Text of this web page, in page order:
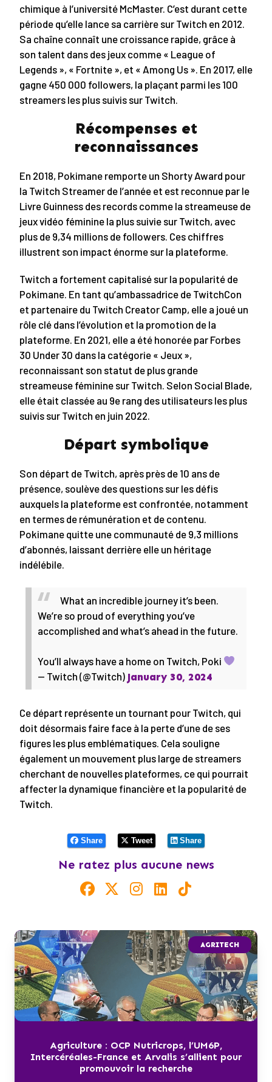
chimique à l’université McMaster. C’est durant cette
période qu’elle lance sa carrière sur Twitch en 2012.
Sa chaîne connaît une croissance rapide, grâce à
son talent dans des jeux comme « League of
Legends », « Fortnite », et « Among Us ». En 2017, elle
gagne 450 000 followers, la plaçant parmi les 100
streamers les plus suivis sur Twitch.
Récompenses et
reconnaissances
En 2018, Pokimane remporte un Shorty Award pour
la Twitch Streamer de l’année et est reconnue par le
Livre Guinness des records comme la streameuse de
jeux vidéo féminine la plus suivie sur Twitch, avec
plus de 9,34 millions de followers. Ces chiffres
illustrent son impact énorme sur la plateforme.
Twitch a fortement capitalisé sur la popularité de
Pokimane. En tant qu’ambassadrice de TwitchCon
et partenaire du Twitch Creator Camp, elle a joué un
rôle clé dans l’évolution et la promotion de la
plateforme. En 2021, elle a été honorée par Forbes
30 Under 30 dans la catégorie « Jeux »,
reconnaissant son statut de plus grande
streameuse féminine sur Twitch. Selon Social Blade,
elle était classée au 9e rang des utilisateurs les plus
suivis sur Twitch en juin 2022.
Départ symbolique
Son départ de Twitch, après près de 10 ans de
présence, soulève des questions sur les défis
auxquels la plateforme est confrontée, notamment
en termes de rémunération et de contenu.
Pokimane quitte une communauté de 9,3 millions
d’abonnés, laissant derrière elle un héritage
indélébile.
What an incredible journey it’s been.
We’re so proud of everything you’ve
accomplished and what’s ahead in the future.
You’ll always have a home on Twitch, Poki
— Twitch (@Twitch) January 30, 2024
Ce départ représente un tournant pour Twitch, qui
doit désormais faire face à la perte d’une de ses
figures les plus emblématiques. Cela souligne
également un mouvement plus large de streamers
cherchant de nouvelles plateformes, ce qui pourrait
affecter la dynamique financière et la popularité de
Twitch.
Share Tweet Share
Ne ratez plus aucune news
AGRITECH
Agriculture : OCP Nutricrops, l’UM6P,
Intercéréales-France et Arvalis s’allient pour
promouvoir la recherche